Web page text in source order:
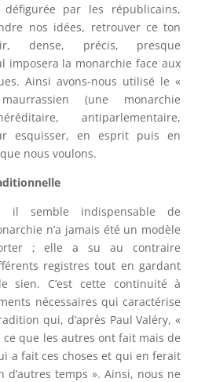
défigurée par les républicains,
nos idées, retrouver ce ton
dense, précis, presque
imposera la monarchie face aux
Ainsi avons-nous utilisé le «
(une monarchie
antiparlementaire,
esquisser, en esprit puis en
nous voulons.
il semble indispensable de
n’a jamais été un modèle
; elle a su au contraire
registres tout en gardant
sien. C’est cette continuité à
nécessaires qui caractérise
qui, d’après Paul Valéry, «
ce que les autres ont fait mais de
a fait ces choses et qui en ferait
d’autres temps ». Ainsi, nous ne